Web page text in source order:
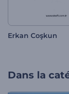
Erkan Coşkun
Dans la